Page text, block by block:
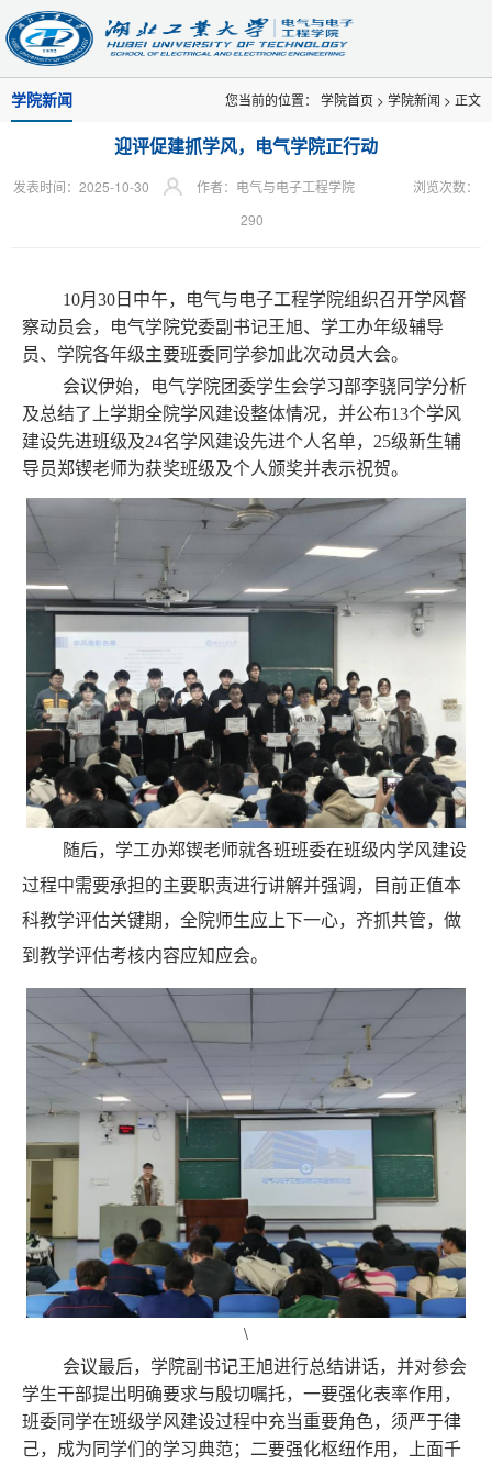
学院新闻 您当前的位置： 学院首页 > 学院新闻 > 正文
迎评促建抓学风，电气学院正行动
发表时间：2025-10-30 作者：电气与电子工程学院
浏览次数：
290
10月30日中午，电气与电子工程学院组织召开学风督
察动员会，电气学院党委副书记王旭、学工办年级辅导
员、学院各年级主要班委同学参加此次动员大会。
会议伊始，电气学院团委学生会学习部李骁同学分析
及总结了上学期全院学风建设整体情况，并公布13个学风
建设先进班级及24名学风建设先进个人名单，25级新生辅
导员郑锲老师为获奖班级及个人颁奖并表示祝贺。
随后，学工办郑锲老师就各班班委在班级内学风建设
过程中需要承担的主要职责进行讲解并强调，目前正值本
科教学评估关键期，全院师生应上下一心，齐抓共管，做
到教学评估考核内容应知应会。
\
会议最后，学院副书记王旭进行总结讲话，并对参会
学生干部提出明确要求与殷切嘱托，一要强化表率作用，
班委同学在班级学风建设过程中充当重要角色，须严于律
己，成为同学们的学习典范；二要强化枢纽作用，上面千